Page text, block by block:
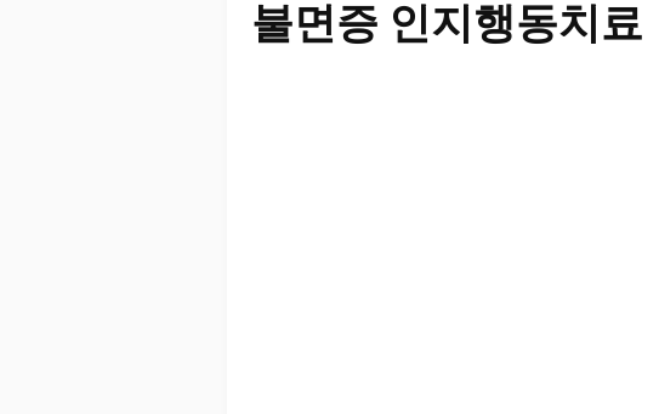
불면증 인지행동치료